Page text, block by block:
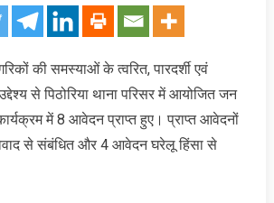
की समस्याओं के त्वरित, पारदर्शी एवं
से पिठोरिया थाना परिसर में आयोजित जन
में 8 आवेदन प्राप्त हुए। प्राप्त आवेदनों
से संबंधित और 4 आवेदन घरेलू हिंसा से